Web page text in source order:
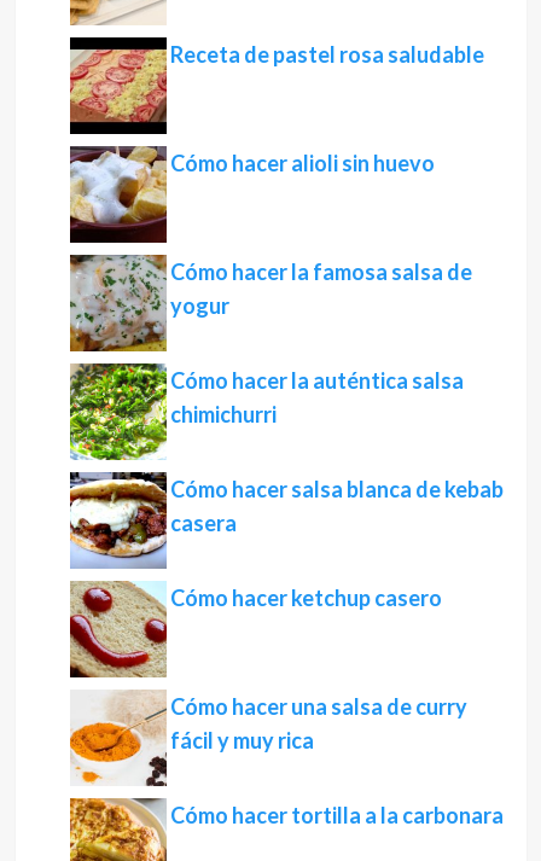
Receta de pastel rosa saludable
Cómo hacer alioli sin huevo
Cómo hacer la famosa salsa de
yogur
Cómo hacer la auténtica salsa
chimichurri
Cómo hacer salsa blanca de kebab
casera
Cómo hacer ketchup casero
Cómo hacer una salsa de curry
fácil y muy rica
Cómo hacer tortilla a la carbonara